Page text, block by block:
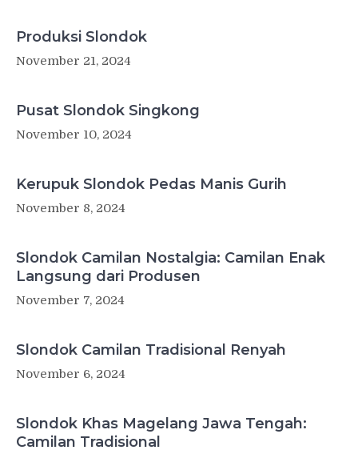
Produksi Slondok
November 21, 2024
Pusat Slondok Singkong
November 10, 2024
Kerupuk Slondok Pedas Manis Gurih
November 8, 2024
Slondok Camilan Nostalgia: Camilan Enak
Langsung dari Produsen
November 7, 2024
Slondok Camilan Tradisional Renyah
November 6, 2024
Slondok Khas Magelang Jawa Tengah:
Camilan Tradisional